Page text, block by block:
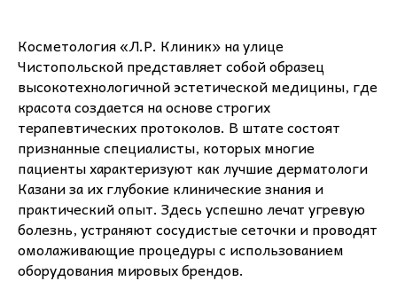
Косметология «Л.Р. Клиник» на улице
Чистопольской представляет собой образец
высокотехнологичной эстетической медицины, где
красота создается на основе строгих
терапевтических протоколов. В штате состоят
признанные специалисты, которых многие
пациенты характеризуют как лучшие дерматологи
Казани за их глубокие клинические знания и
практический опыт. Здесь успешно лечат угревую
болезнь, устраняют сосудистые сеточки и проводят
омолаживающие процедуры с использованием
оборудования мировых брендов.